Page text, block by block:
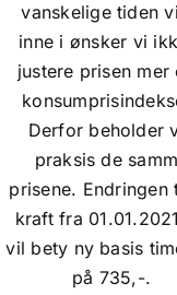
vanskelige tiden
inne i ønsker vi
justere prisen mer
Derfor beholder
praksis de
prisene. Endringen
kraft fra
vil bety ny basis
på 735,-.